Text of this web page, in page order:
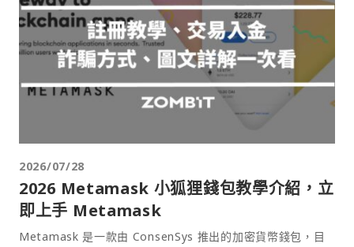
2026/07/28
2026 Metamask 小狐狸錢包教學介紹，立
即上手 Metamask
Metamask 是一款由 ConsenSys 推出的加密貨幣錢包，目